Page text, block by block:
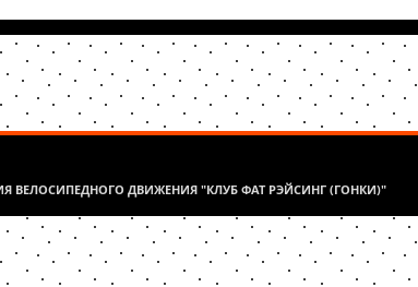
ВЕЛОСИПЕДНОГО ДВИЖЕНИЯ "КЛУБ ФАТ РЭЙСИНГ (ГОНКИ)"